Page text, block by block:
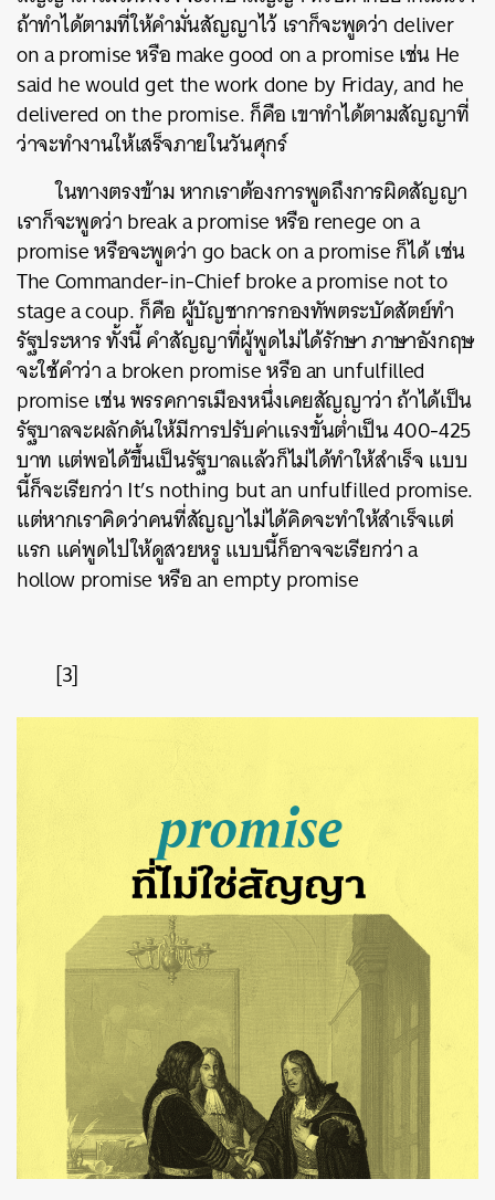
ถ้าทำได้ตามที่ให้คำมั่นสัญญาไว้ เราก็จะพูดว่า deliver
on a promise หรือ make good on a promise เช่น He
said he would get the work done by Friday, and he
delivered on the promise. ก็คือ เขาทำได้ตามสัญญาที่
ว่าจะทำงานให้เสร็จภายในวันศุกร์
ในทางตรงข้าม หากเราต้องการพูดถึงการผิดสัญญา
เราก็จะพูดว่า break a promise หรือ renege on a
promise หรือจะพูดว่า go back on a promise ก็ได้ เช่น
The Commander-in-Chief broke a promise not to
stage a coup. ก็คือ ผู้บัญชาการกองทัพตระบัดสัตย์ทำ
รัฐประหาร ทั้งนี้ คำสัญญาที่ผู้พูดไม่ได้รักษา ภาษาอังกฤษ
จะใช้คำว่า a broken promise หรือ an unfulfilled
promise เช่น พรรคการเมืองหนึ่งเคยสัญญาว่า ถ้าได้เป็น
รัฐบาลจะผลักดันให้มีการปรับค่าแรงขั้นต่ำเป็น 400-425
บาท แต่พอได้ขึ้นเป็นรัฐบาลแล้วก็ไม่ได้ทำให้สำเร็จ แบบ
นี้ก็จะเรียกว่า It’s nothing but an unfulfilled promise.
แต่หากเราคิดว่าคนที่สัญญาไม่ได้คิดจะทำให้สำเร็จแต่
แรก แค่พูดไปให้ดูสวยหรู แบบนี้ก็อาจจะเรียกว่า a
hollow promise หรือ an empty promise
[3]
ค้นหา